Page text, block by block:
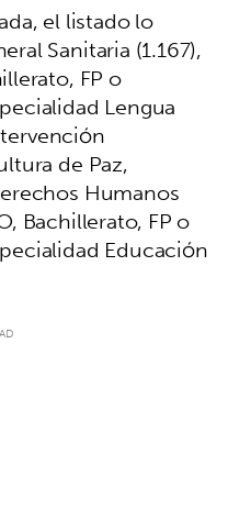
el listado lo
Sanitaria (1.167),
FP o
Lengua
de Paz,
Humanos
Bachillerato, FP o
Educación